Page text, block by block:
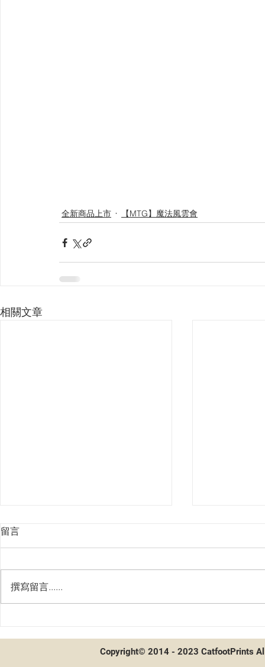
全新商品上市 【MTG】魔法風雲會
相關文章
間諜家家酒開箱及配率
留言
撰寫留言......
Copyright© 2014 - 2023 CatfootPrints